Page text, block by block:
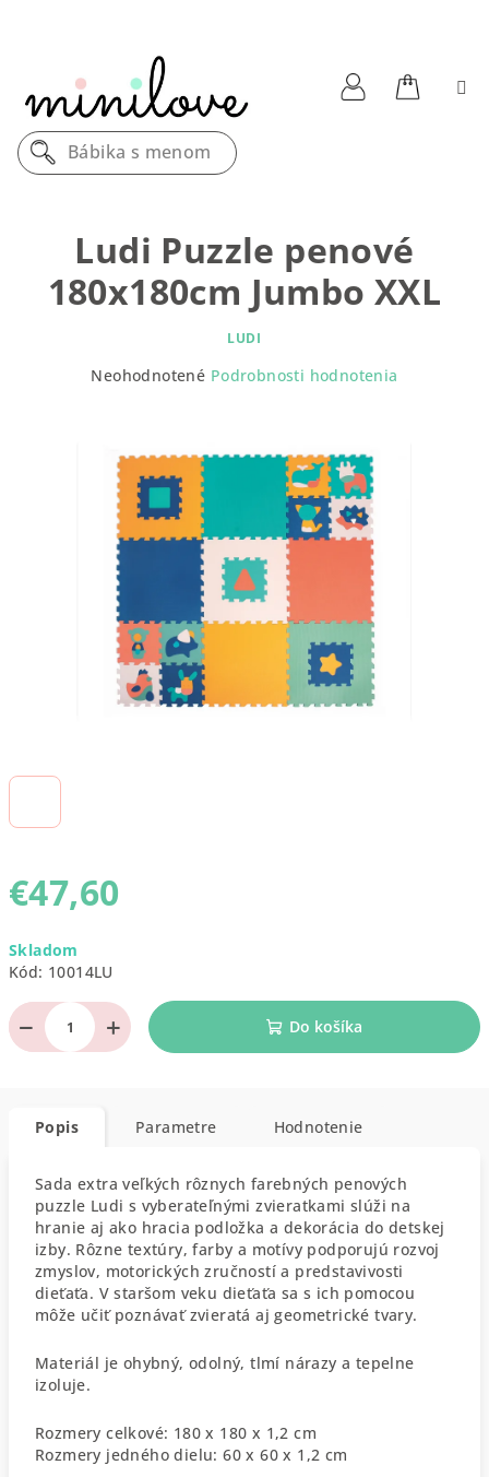
Bábika s menom
€47,60
cena:
Skladom
Kód: 10014LU
+
− Do košíka
Ludi Puzzle penové
180x180cm Jumbo XXL
LUDI
Neohodnotené Podrobnosti hodnotenia
Popis Parametre Hodnotenie
Sada extra veľkých rôznych farebných penových
puzzle Ludi s vyberateľnými zvieratkami slúži na
hranie aj ako hracia podložka a dekorácia do detskej
izby. Rôzne textúry, farby a motívy podporujú rozvoj
zmyslov, motorických zručností a predstavivosti
dieťaťa. V staršom veku dieťaťa sa s ich pomocou
môže učiť poznávať zvieratá aj geometrické tvary.
Materiál je ohybný, odolný, tlmí nárazy a tepelne
izoluje.
Rozmery celkové: 180 x 180 x 1,2 cm
Rozmery jedného dielu: 60 x 60 x 1,2 cm